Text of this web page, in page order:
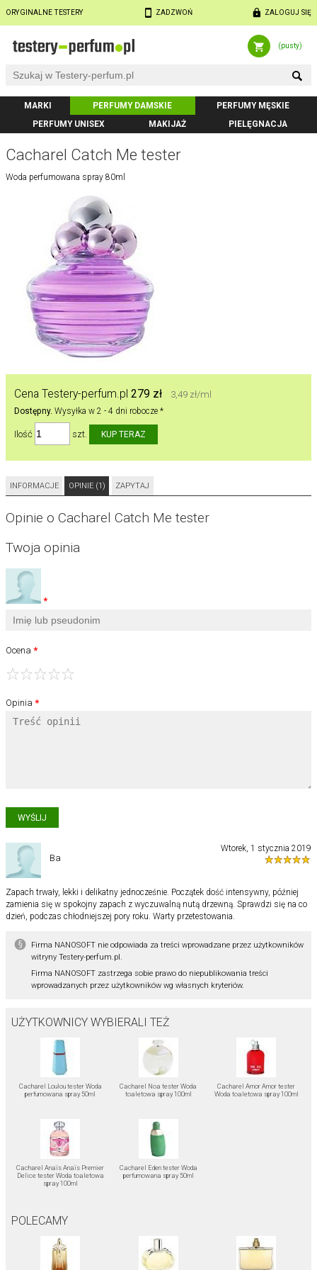
ORYGINALNE TESTERY ZADZWOŃ ZALOGUJ SIĘ
(pusty)
MARKI PERFUMY DAMSKIE
PERFUMY MĘSKIE
PERFUMY UNISEX
MAKIJAŻ PIELĘGNACJA
Cacharel Catch Me tester
Woda perfumowana spray 80ml
Cena Testery-perfum.pl 279 zł 3,49 zł/ml
Dostępny. Wysyłka w 2 - 4 dni robocze *
Ilość szt.
INFORMACJE OPINIE (1) ZAPYTAJ
Opinie o Cacharel Catch Me tester
Twoja opinia
Ocena
Opinia
Wtorek, 1 stycznia 2019
Ba
Zapach trwały, lekki i delikatny jednocześnie. Początek dość intensywny, później
zamienia się w spokojny zapach z wyczuwalną nutą drzewną. Sprawdzi się na co
dzień, podczas chłodniejszej pory roku. Warty przetestowania.
Firma NANOSOFT nie odpowiada za treści wprowadzane przez użytkowników
witryny Testery-perfum.pl.
Firma NANOSOFT zastrzega sobie prawo do niepublikowania treści
wprowadzanych przez użytkowników wg własnych kryteriów.
UŻYTKOWNICY WYBIERALI TEŻ
Cacharel Loulou tester Woda
perfumowana spray 50ml
Cacharel Noa tester Woda
toaletowa spray 100ml
Cacharel Amor Amor tester
Woda toaletowa spray 100ml
Cacharel Anaïs Anaïs Premier
Delice tester Woda toaletowa
spray 100ml
Cacharel Eden tester Woda
perfumowana spray 50ml
POLECAMY